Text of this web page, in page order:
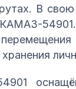
В